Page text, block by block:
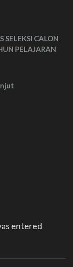
SELEKSI CALON
PELAJARAN
entered